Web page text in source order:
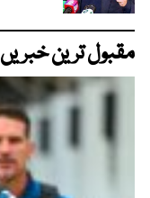
مقبول ترین خبریں